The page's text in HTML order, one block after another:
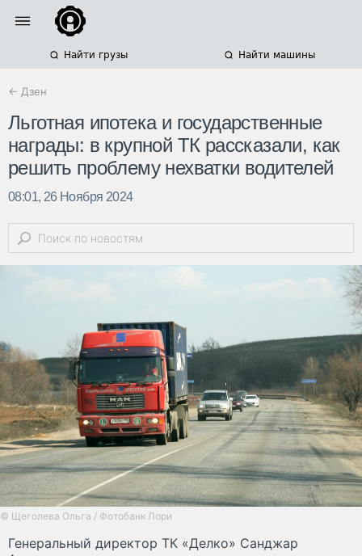
Найти грузы Найти машины
← Дзен
Льготная ипотека и государственные
награды: в крупной ТК рассказали, как
решить проблему нехватки водителей
08:01, 26 Ноября 2024
© Щеголева Ольга / Фотобанк Лори
Генеральный директор ТК «Делко» Санджар